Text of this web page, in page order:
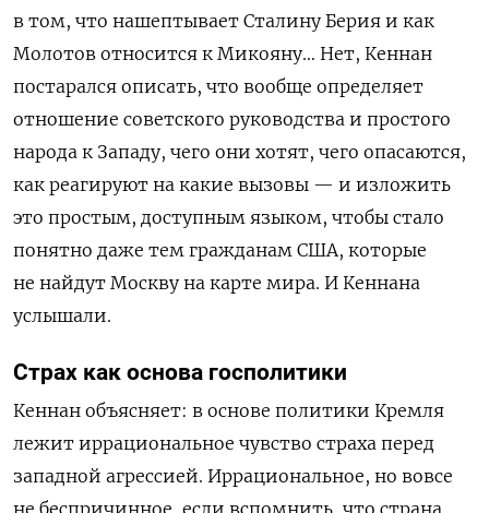
в том, что нашептывает Сталину Берия и как
Молотов относится к Микояну… Нет, Кеннан
постарался описать, что вообще определяет
отношение советского руководства и простого
народа к Западу, чего они хотят, чего опасаются,
как реагируют на какие вызовы — и изложить
это простым, доступным языком, чтобы стало
понятно даже тем гражданам США, которые
не найдут Москву на карте мира. И Кеннана
услышали.
Страх как основа госполитики
Кеннан объясняет: в основе политики Кремля
лежит иррациональное чувство страха перед
западной агрессией. Иррациональное, но вовсе